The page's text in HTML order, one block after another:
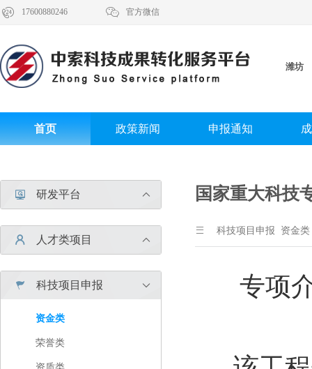
 17600880246  官方微信
潍坊
首页 政策新闻 申报通知
 研发平台 
 人才类项目 
 科技项目申报 
资金类
荣誉类
国家重大科技
 科技项目申报 资金类
专项